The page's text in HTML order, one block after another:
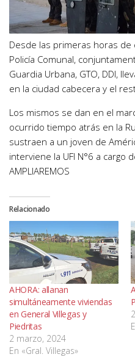
Desde las primeras horas
Policía Comunal,
Guardia Urbana, GTO, DDI,
en la ciudad cabecera y el
Los mismos se dan en el
ocurrido tiempo atrás en la
sustraen a un joven de
interviene la UFI N°6 a cargo
AMPLIAREMOS
Relacionado
AHORA: allanan
simultáneamente viviendas
en General Villegas y
Piedritas
2 marzo, 2024
En «Gral. Villegas»